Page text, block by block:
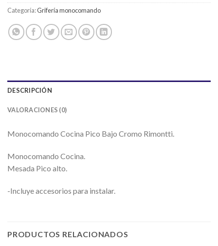
Categoría:Grifería monocomando
DESCRIPCIÓN
VALORACIONES (0)
Monocomando Cocina Pico Bajo Cromo Rimontti.
Monocomando Cocina.
Mesada Pico alto.
-Incluye accesorios para instalar.
PRODUCTOS RELACIONADOS